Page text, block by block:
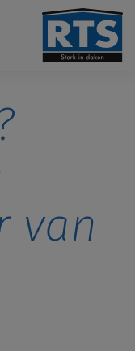
van